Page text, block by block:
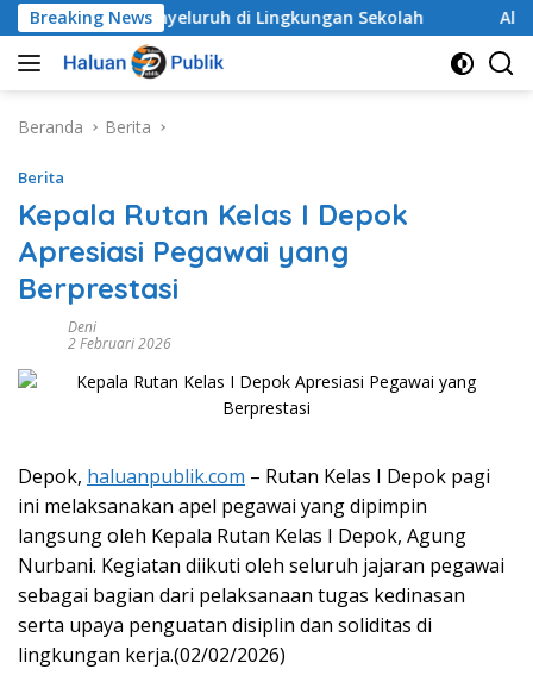
Langsung
ke
konten
Breaking News
Menyeluruh di Lingkungan Sekolah Alarm
Beranda Berita
Berita
Kepala Rutan Kelas I Depok
Apresiasi Pegawai yang
Berprestasi
Deni
2 Februari 2026
Depok, haluanpublik.com – Rutan Kelas I Depok pagi
ini melaksanakan apel pegawai yang dipimpin
langsung oleh Kepala Rutan Kelas I Depok, Agung
Nurbani. Kegiatan diikuti oleh seluruh jajaran pegawai
sebagai bagian dari pelaksanaan tugas kedinasan
serta upaya penguatan disiplin dan soliditas di
lingkungan kerja.(02/02/2026)